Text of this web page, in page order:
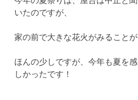
いたのですが、
家の前で大きな花火がみることが
ほんの少しですが、今年も夏を
しかったです！